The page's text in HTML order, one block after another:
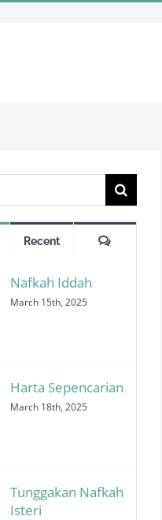
Recent Comments
Nafkah Iddah
March 15th, 2025
Harta Sepencarian
March 18th, 2025
Tunggakan Nafkah
Isteri